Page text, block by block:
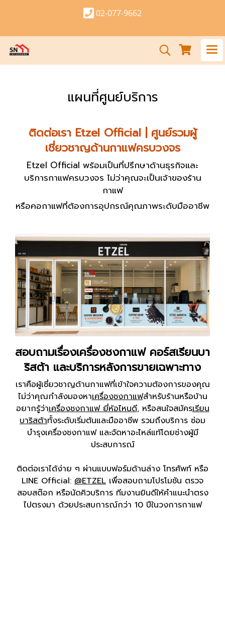
02-077-9662
แผนที่ศูนย์บริการ
ติดต่อเรา Etzel Official | ศูนย์รวมผู้
เชี่ยวชาญด้านกาแฟครบวงจร
Etzel Official พร้อมเป็นที่ปรึกษาด้านธุรกิจและ
บริการกาแฟครบวงจร ไม่ว่าคุณจะเป็นเจ้าของร้าน
กาแฟ
หรือคอกาแฟที่ต้องการอุปกรณ์คุณภาพระดับมืออาชีพ
สอบถามเรื่องเครื่องชงกาแฟ คอร์สเรียนบา
ริสต้า และบริการหลังการขายเฉพาะทาง
เราคือผู้เชี่ยวชาญด้านกาแฟที่เข้าใจความต้องการของคุณ
ไม่ว่าคุณกำลังมองหาเครื่องชงกาแฟสำหรับร้านหรือบ้าน
อยากรู้ว่าเครื่องชงกาแฟ ยี่ห้อไหนดี, หรือสนใจสมัครเรียน
บาริสต้าทั้งระดับเริ่มต้นและมืออาชีพ รวมถึงบริการ ซ่อม
บำรุงเครื่องชงกาแฟ และจัดหาอะไหล่แท้โดยช่างผู้มี
ประสบการณ์
ติดต่อเราได้ง่าย ๆ ผ่านแบบฟอร์มด้านล่าง โทรศัพท์ หรือ
LINE Official: @ETZEL เพื่อสอบถามโปรโมชัน ตรวจ
สอบสต๊อก หรือนัดคิวบริการ ทีมงานยินดีให้คำแนะนำตรง
ไปตรงมา ด้วยประสบการณ์กว่า 10 ปีในวงการกาแฟ